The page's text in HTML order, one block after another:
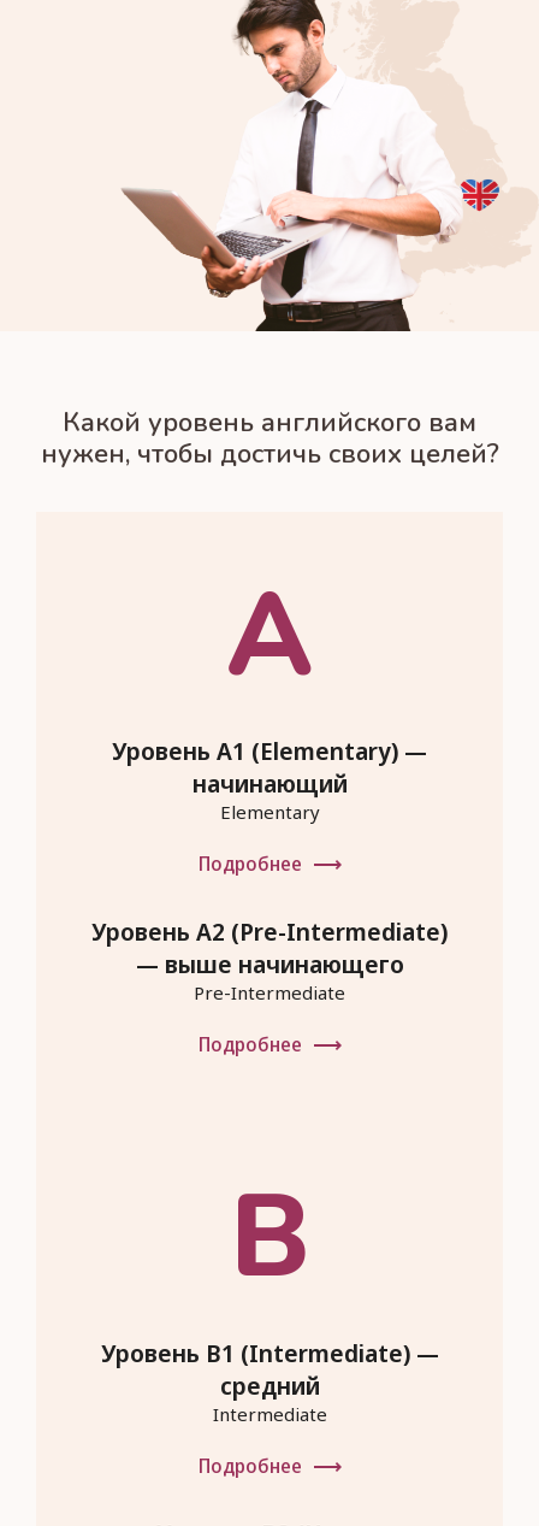
Какой уровень английского вам
нужен, чтобы достичь своих целей?
A
Уровень A1 (Elementary) —
начинающий
Elementary
Подробнее
Уровень A2 (Pre-Intermediate)
— выше начинающего
Pre-Intermediate
Подробнее
B
Уровень B1 (Intermediate) —
средний
Intermediate
Подробнее